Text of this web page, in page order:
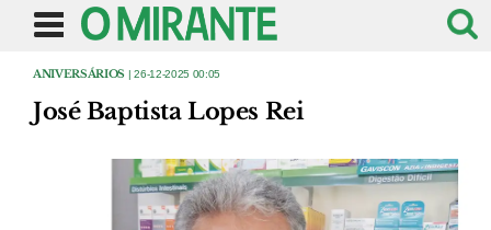
ANIVERSÁRIOS | 26-12-2025 00:05
José Baptista Lopes Rei